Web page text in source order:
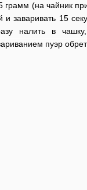
грамм (на чайник
и заваривать 15
налить в
пуэр